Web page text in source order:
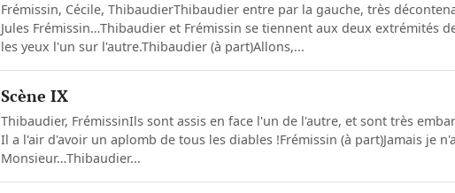
Frémissin, Cécile, ThibaudierThibaudier entre par la gauche, très
Jules Frémissin…Thibaudier et Frémissin se tiennent aux deux extrémités
les yeux l'un sur l'autre.Thibaudier (à part)Allons,...
Scène IX
Thibaudier, FrémissinIls sont assis en face l'un de l'autre, et sont très
Il a l'air d'avoir un aplomb de tous les diables !Frémissin (à part)Jamais je
Monsieur…Thibaudier...